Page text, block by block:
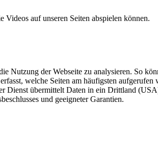
auf unseren Seiten abspielen können.
Nutzung der Webseite zu analysieren. So
welche Seiten am häufigsten
Dienst übermittelt Daten in ein Drittland
und geeigneter Garantien.